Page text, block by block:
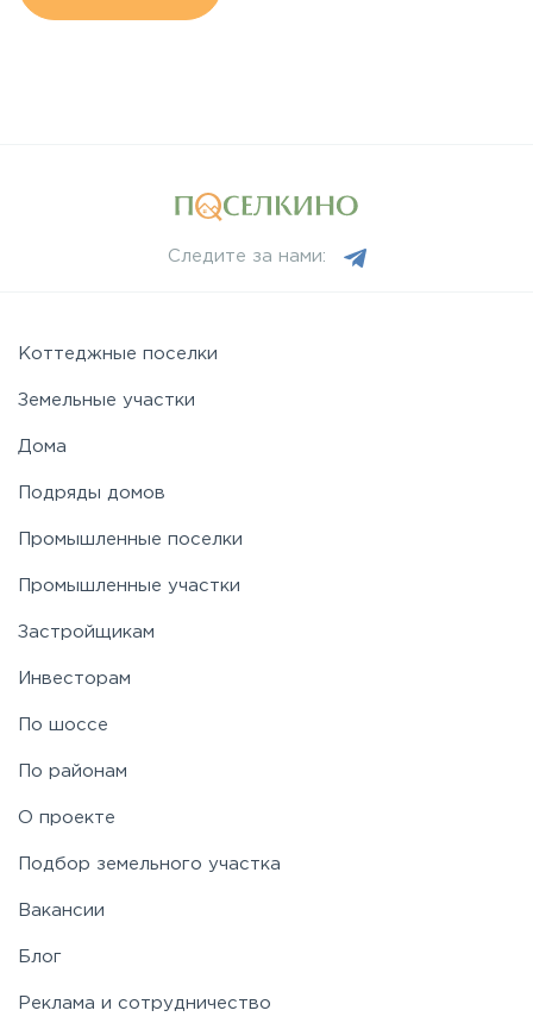
Следите за нами:
Коттеджные поселки
Земельные участки
Дома
Подряды домов
Промышленные поселки
Промышленные участки
Застройщикам
Инвесторам
По шоссе
По районам
О проекте
Подбор земельного участка
Вакансии
Блог
Реклама и сотрудничество